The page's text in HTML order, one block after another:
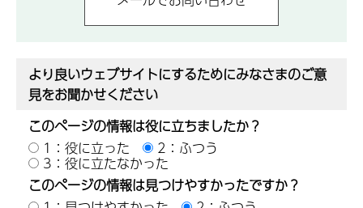
より良いウェブサイトにするためにみなさまのご意
見をお聞かせください
このページの情報は役に立ちましたか？
1：役に立った
2：ふつう
3：役に立たなかった
このページの情報は見つけやすかったですか？